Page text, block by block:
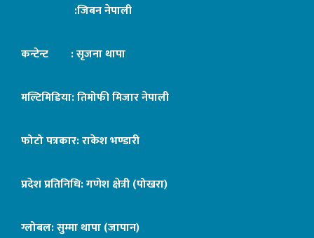
:जिबन नेपाली
कन्टेन्ट : सृजना थापा
मल्टिमिडिया: तिमोफी मिजार नेपाली
फोटो पत्रकार: राकेश भण्डारी
प्रदेश प्रतिनिधि: गणेश क्षेत्री (पोखरा)
ग्लोबल: सुम्मा थापा (जापान)